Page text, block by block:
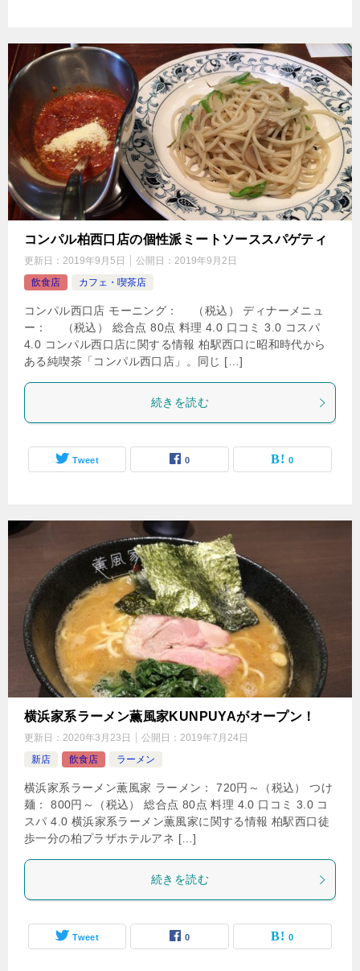
コンパル柏西口店の個性派ミートソーススパゲティ
更新日： 2019年9月5日 公開日： 2019年9月2日
飲食店
カフェ・喫茶店
コンパル西口店 モーニング： （税込） ディナーメニュ
ー： （税込） 総合点 80点 料理 4.0 口コミ 3.0 コスパ
4.0 コンパル西口店に関する情報 柏駅西口に昭和時代から
ある純喫茶「コンパル西口店」。同じ […]
続きを読む
Tweet 0 0
横浜家系ラーメン薫風家KUNPUYAがオープン！
更新日： 2020年3月23日 公開日： 2019年7月24日
新店
飲食店 ラーメン
横浜家系ラーメン薫風家 ラーメン： 720円～（税込） つけ
麺： 800円～（税込） 総合点 80点 料理 4.0 口コミ 3.0 コ
スパ 4.0 横浜家系ラーメン薫風家に関する情報 柏駅西口徒
歩一分の柏プラザホテルアネ […]
続きを読む
Tweet 0 0